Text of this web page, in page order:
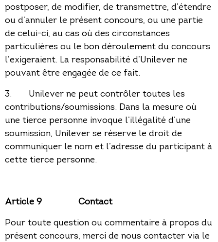
postposer, de modifier, de transmettre, d’étendre
ou d’annuler le présent concours, ou une partie
de celui-ci, au cas où des circonstances
particulières ou le bon déroulement du concours
l’exigeraient. La responsabilité d’Unilever ne
pouvant être engagée de ce fait.
3. Unilever ne peut contrôler toutes les
contributions/soumissions. Dans la mesure où
une tierce personne invoque l’illégalité d’une
soumission, Unilever se réserve le droit de
communiquer le nom et l’adresse du participant à
cette tierce personne.
Article 9
Contact
Pour toute question ou commentaire à propos du
présent concours, merci de nous contacter via le